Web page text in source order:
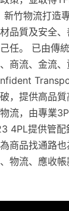
竹物流打造
品質及安全、
任。 已由傳
商流、金流
，提供高品質
流，由專業
4PL提供管配
商品找通路
物流、應收